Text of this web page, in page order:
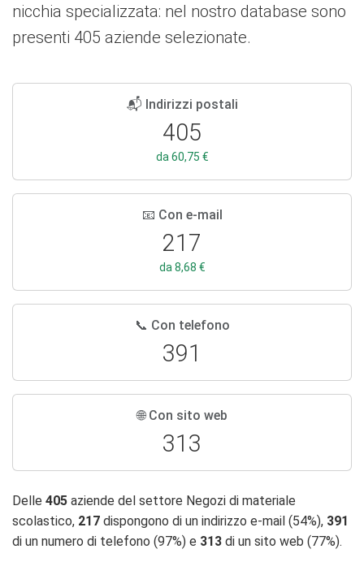
nicchia specializzata: nel nostro database sono
presenti 405 aziende selezionate.
📬 Indirizzi postali
405
da 60,75 €
📧 Con e-mail
217
da 8,68 €
📞 Con telefono
391
🌐 Con sito web
313
Delle 405 aziende del settore Negozi di materiale
scolastico, 217 dispongono di un indirizzo e-mail (54%), 391
di un numero di telefono (97%) e 313 di un sito web (77%).